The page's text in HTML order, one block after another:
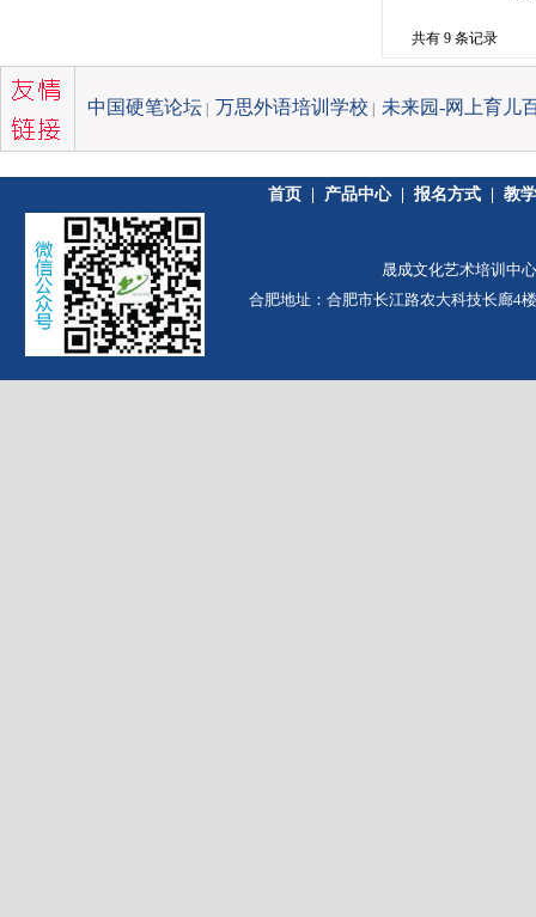
共有 9 条记录
中国硬笔论坛 万思外语培训学校 未来园-网上育儿
首页 产品中心|报名方式 |教
晟成文化艺术培训中
合肥地址：合肥市长江路农大科技长廊4